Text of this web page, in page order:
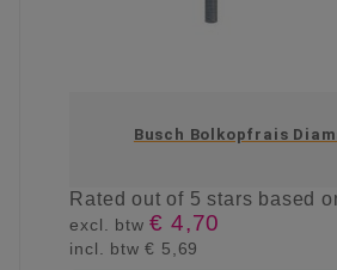
Busch Bolkopfrais
Ratedout of 5 stars based
excl. btw€ 4,70
incl. btw€ 5,69